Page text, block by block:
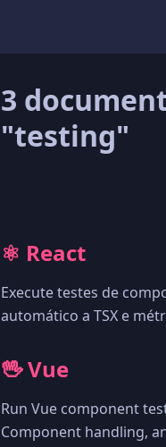
3
"testing"
⚛️ React
Execute testes de
automático a TSX e
🖖 Vue
Run Vue component
Component handling,